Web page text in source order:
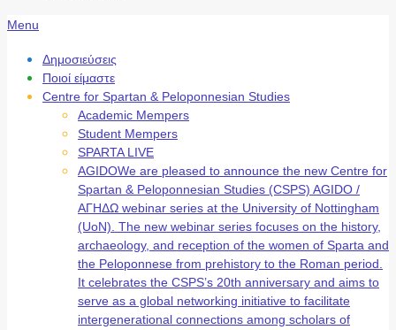
Secondary
Menu
Menu
Δημοσιεύσεις
Ποιοί είμαστε
Centre for Spartan & Peloponnesian Studies
Academic Mempers
Student Mempers
SPARTA LIVE
AGIDOWe are pleased to announce the new Centre for
Spartan & Peloponnesian Studies (CSPS) AGIDO /
ΑΓΗΔΩ webinar series at the University of Nottingham
(UoN). The new webinar series focuses on the history,
archaeology, and reception of the women of Sparta and
the Peloponnese from prehistory to the Roman period.
It celebrates the CSPS’s 20th anniversary and aims to
serve as a global networking initiative to facilitate
intergenerational connections among scholars of